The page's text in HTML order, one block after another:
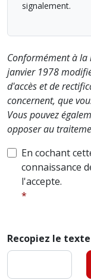
signalement.
Conformément à
janvier 1978
d'accès et de
concernent, que
Vous pouvez
opposer au
En cochant
connaissance
l'accepte.
Recopiez le